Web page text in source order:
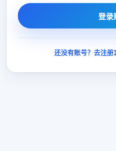
登录
还没有账号？去注册